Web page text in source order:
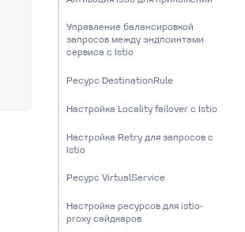
Управление балансировкой
запросов между эндпоинтами
сервиса с Istio
Ресурс DestinationRule
Настройка Locality failover с Istio
Настройка Retry для запросов с
Istio
Ресурс VirtualService
Настройка ресурсов для istio-
proxy сайдкаров